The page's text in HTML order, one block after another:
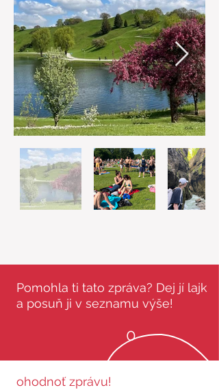
Pomohla ti tato zpráva? Dej jí lajk
a posuň ji v seznamu výše!
0
ohodnoť zprávu!